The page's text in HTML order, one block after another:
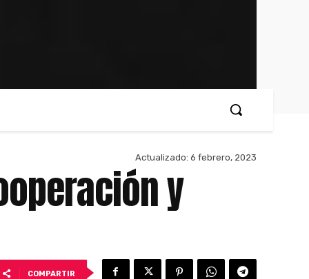
Actualizado: 6 febrero, 2023
y
COMPARTIR